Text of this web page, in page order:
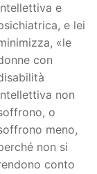
e
e lei
«le
con
non
o
meno,
non si
conto